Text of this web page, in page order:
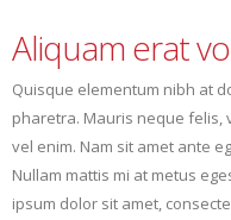
Aliquam erat
Quisque elementum nibh at
pharetra. Mauris neque felis,
vel enim. Nam sit amet ante
Nullam mattis mi at metus
ipsum dolor sit amet,